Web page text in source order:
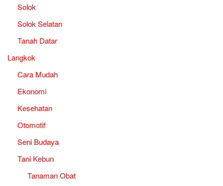
Solok
Solok Selatan
Tanah Datar
Langkok
Cara Mudah
Ekonomi
Kesehatan
Otomotif
Seni Budaya
Tani Kebun
Tanaman Obat